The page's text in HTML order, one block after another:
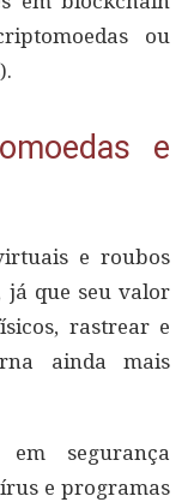
ou
e
e roubos
já que seu valor
rastrear e
ainda mais
segurança
e programas